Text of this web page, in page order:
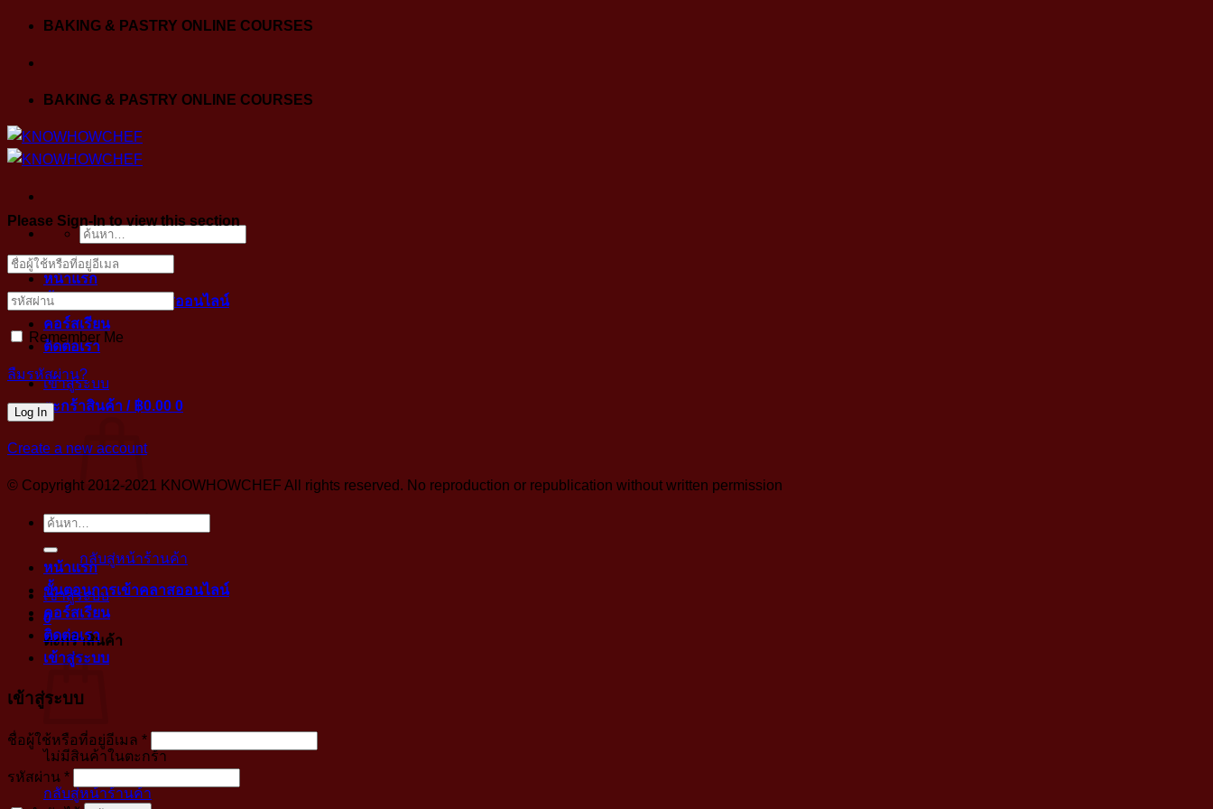
Skip
content
BAKING & PASTRY ONLINE COURSES
BAKING & PASTRY ONLINE COURSES
ค้นหา:
หน้าแรก
ขั้นตอนการเข้าคลาสออนไลน์
คอร์สเรียน
ติดต่อเรา
เข้าสู่ระบบ
ตะกร้าสินค้า / ฿0.00 0
กลับสู่หน้าร้านค้า
เข้าสู่ระบบ
0
ตะกร้าสินค้า
ไม่มีสินค้าในตะกร้า
กลับสู่หน้าร้านค้า
Please Sign-In to view this section
Remember Me
ลืมรหัสผ่าน?
Create a new account
© Copyright 2012-2021 KNOWHOWCHEF All rights reserved. No reproduction or republication without written permission
ค้นหา:
หน้าแรก
ขั้นตอนการเข้าคลาสออนไลน์
คอร์สเรียน
ติดต่อเรา
เข้าสู่ระบบ
เข้าสู่ระบบ
ชื่อผู้ใช้หรือที่อยู่อีเมล *บังคับ
กรอก
รหัสผ่าน *บังคับ
กรอก